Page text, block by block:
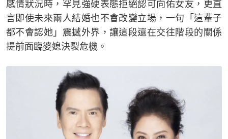
感情狀況時，罕見強硬表態拒絕認可向佑女友，更直
言即使未來兩人結婚也不會改變立場，一句「這輩子
都不會認她」震撼外界，讓這段還在交往階段的關係
提前面臨婆媳決裂危機。